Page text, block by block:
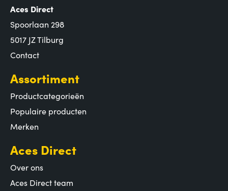
Aces Direct
Spoorlaan 298
5017 JZ Tilburg
Contact
Assortiment
Productcategorieën
Populaire producten
Merken
Aces Direct
Over ons
Aces Direct team